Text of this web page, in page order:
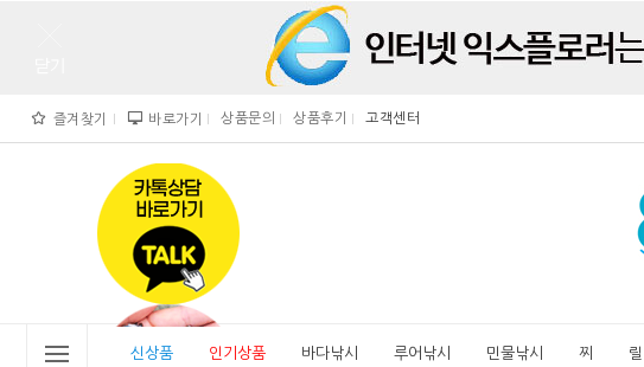
즐겨찾기 바로가기 상품문의 상품후기 고객센터
">
" alt="비린내">
신상품 인기상품 바다낚시 루어낚시 민물낚시 찌 릴